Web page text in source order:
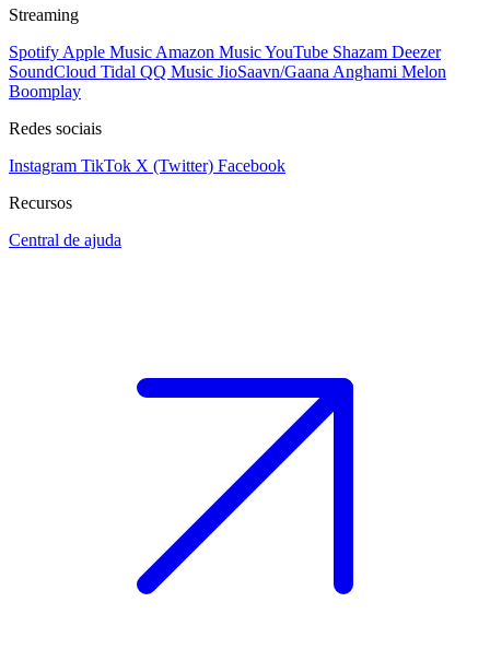
Streaming
Spotify Apple Music Amazon MusicYouTube Shazam Deezer
SoundCloud Tidal QQ Music JioSaavn/Gaana Anghami Melon
Boomplay
Redes sociais
Instagram TikTok X (Twitter) Facebook
Recursos
Central de ajuda